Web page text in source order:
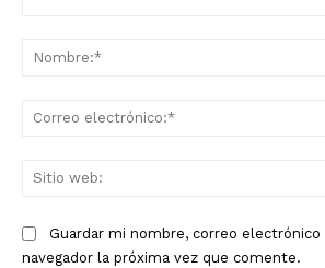
Guardar mi nombre, correo
navegador la próxima vez que comente.